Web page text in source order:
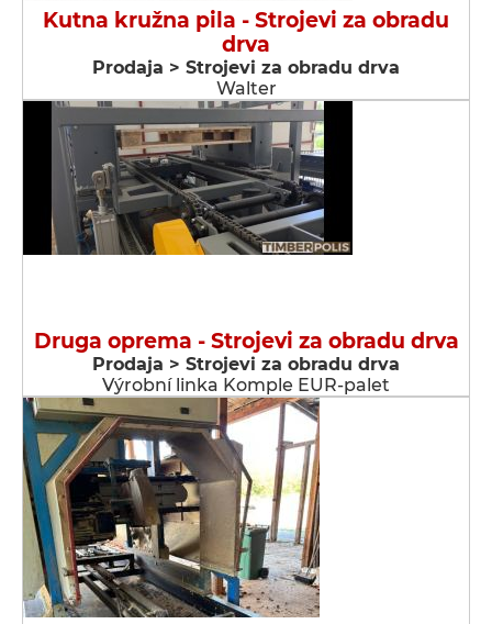
Kutna kružna pila - Strojevi za obradu
drva
Prodaja > Strojevi za obradu drva
Walter
Druga oprema - Strojevi za obradu drva
Prodaja > Strojevi za obradu drva
Výrobní linka Komple EUR-palet